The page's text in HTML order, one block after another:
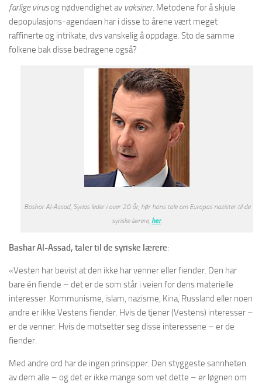
farlige virusog nødvendighet av vaksiner. Metodene for å skjule
depopulasjons-agendaen har i disse to årene vært meget
raffinerte og intrikate, dvs vanskelig å oppdage. Sto de samme
folkene bak disse bedragene også?
Bashar Al-Assad, Syrias leder i over 20 år, hør hans tale om Europas nazister til de
syriske lærere, her.
Bashar Al-Assad, taler til de syriske lærere:
«Vesten har bevist at den ikke har venner eller fiender. Den har
bare én fiende – det er de som står i veien for dens materielle
interesser. Kommunisme, islam, nazisme, Kina, Russland eller noen
andre er ikke Vestens fiender. Hvis de tjener (Vestens) interesser –
er de venner. Hvis de motsetter seg disse interessene – er de
fiender.
Med andre ord har de ingen prinsipper. Den styggeste sannheten
av dem alle – og det er ikke mange som vet dette – er løgnen om